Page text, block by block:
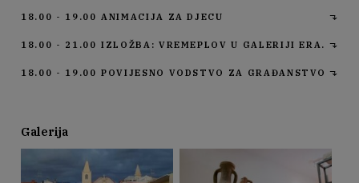
18.00 - 19.00 ANIMACIJA ZA DJECU
18.00 - 21.00 IZLOŽBA: VREMEPLOV U GALERIJI ERA.
18.00 - 19.00 POVIJESNO VODSTVO ZA GRAĐANSTVO
Galerija